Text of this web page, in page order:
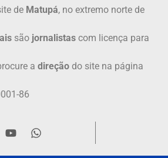
de Matupá, no extremo norte de
são jornalistas com licença para
a direção do site na página
86